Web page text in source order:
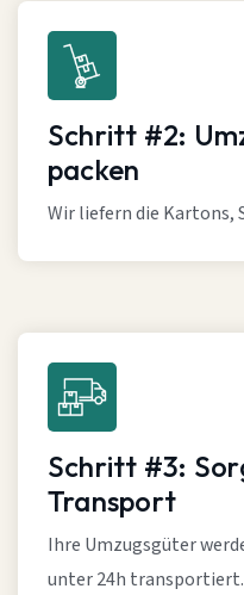
Schritt #2:
packen
Wir liefern die Kartons,
Schritt #3:
Transport
Ihre Umzugsgüter
unter 24h transportiert.